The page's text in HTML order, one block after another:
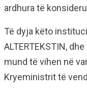
ardhura të
Të dyja këto
ALTERTEKSTIN,
mund të vihen në
Kryeministrit të